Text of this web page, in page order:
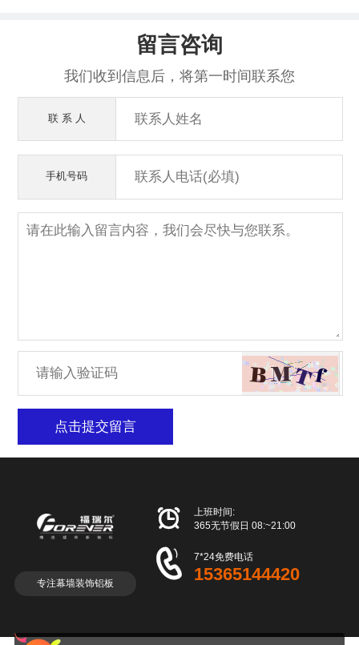
留言咨询
我们收到信息后，将第一时间联系您
联 系 人
手机号码
点击提交留言
专注幕墙装饰铝板

上班时间:
365无节假日 08:~21:00
 7*24免费电话
15365144420